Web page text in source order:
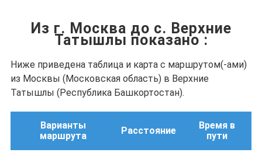
Из г. Москва до с. Верхние
Татышлы показано :
Ниже приведена таблица и карта с маршрутом(-ами)
из Москвы (Московская область) в Верхние
Татышлы (Республика Башкортостан).
Варианты
маршрута
Расстояние
Время в
пути